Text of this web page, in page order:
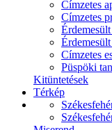
Címzetes
Címzetes
Címzetes
Püspöki
Kitüntetések
Térkép